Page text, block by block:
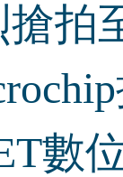
拍
數